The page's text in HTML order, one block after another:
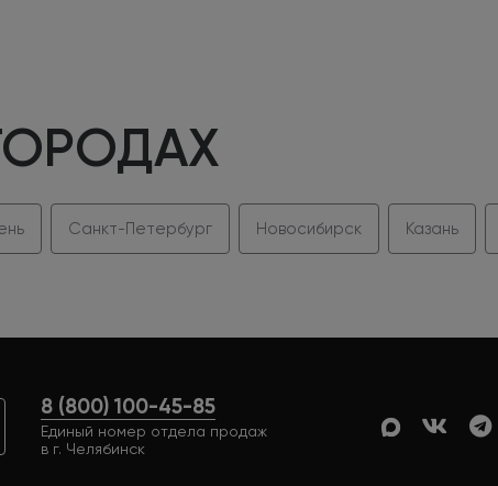
Санкт-Петербург Новосибирск Казань
8 (800) 100-45-85
Единый номер отдела продаж
в г. Челябинск